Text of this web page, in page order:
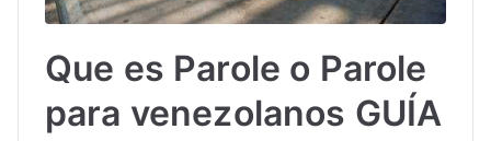
Que es Parole o Parole
para venezolanos GUÍA